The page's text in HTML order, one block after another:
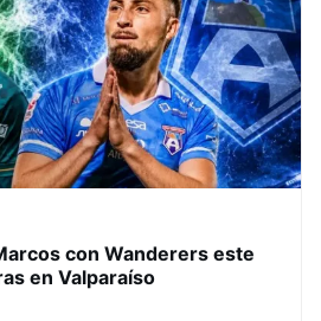
con Wanderers este
en Valparaíso